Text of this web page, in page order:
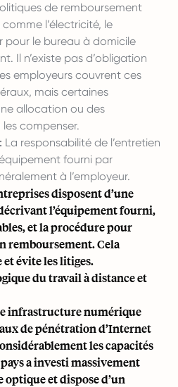
de remboursement
l’électricité, le
pour le bureau à domicile
Il n’existe pas d’obligation
employeurs couvrent ces
mais certaines
allocation ou des
compenser.
La responsabilité de l’entretien
fourni par
à l’employeur.
disposent d’une
l’équipement fourni,
et la procédure pour
remboursement. Cela
évite les litiges.
du travail à distance et
infrastructure numérique
de pénétration d’Internet
les capacités
a investi massivement
optique et dispose d’un